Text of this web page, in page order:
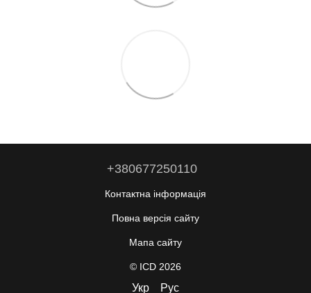
+380677250110
Контактна інформація
Повна версія сайту
Мапа сайту
© ICD 2026
Укр Рус